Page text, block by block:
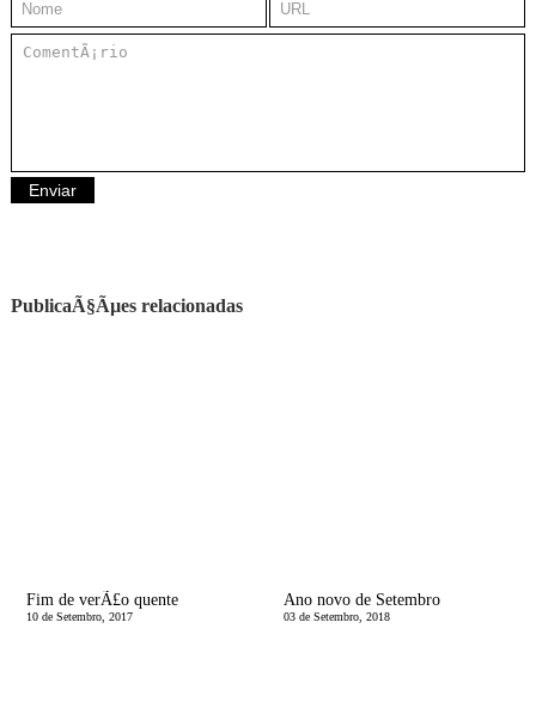
PublicaÃ§Ãµes relacionadas
Fim de verÃ£o quente
10 de Setembro, 2017
Ano novo de Setembro
03 de Setembro, 2018